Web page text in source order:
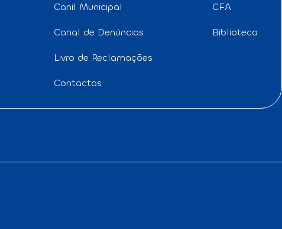
Canil Municipal
Canal de Denúncias
Livro de Reclamações
Contactos
CFA
Biblioteca